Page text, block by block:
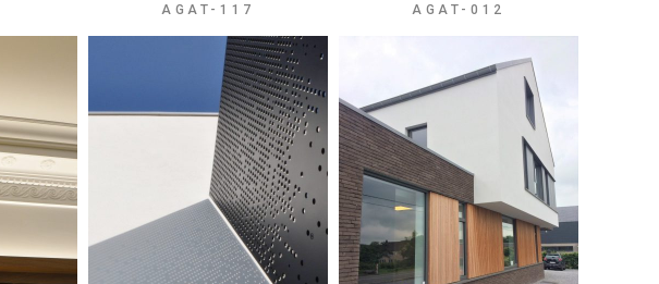
AGAT-117 AGAT-012